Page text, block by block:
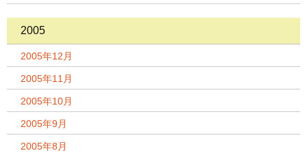
2005
2005年12月
2005年11月
2005年10月
2005年9月
2005年8月